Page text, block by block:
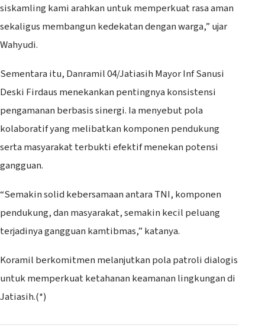
siskamling kami arahkan untuk memperkuat rasa aman
sekaligus membangun kedekatan dengan warga,” ujar
Wahyudi.
Sementara itu, Danramil 04/Jatiasih Mayor Inf Sanusi
Deski Firdaus menekankan pentingnya konsistensi
pengamanan berbasis sinergi. Ia menyebut pola
kolaboratif yang melibatkan komponen pendukung
serta masyarakat terbukti efektif menekan potensi
gangguan.
“Semakin solid kebersamaan antara TNI, komponen
pendukung, dan masyarakat, semakin kecil peluang
terjadinya gangguan kamtibmas,” katanya.
Koramil berkomitmen melanjutkan pola patroli dialogis
untuk memperkuat ketahanan keamanan lingkungan di
Jatiasih.(*)